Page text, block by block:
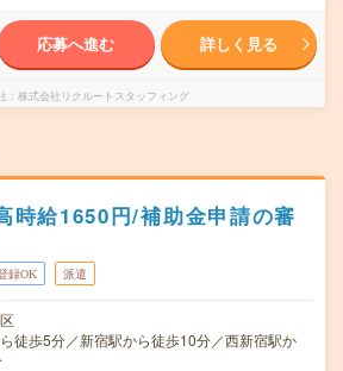
応募へ進む 詳しく見る
株式会社リクルートスタッフィング
時給1650円/補助金申請の審
録OK 派遣
徒歩5分／新宿駅から徒歩10分／西新宿駅か